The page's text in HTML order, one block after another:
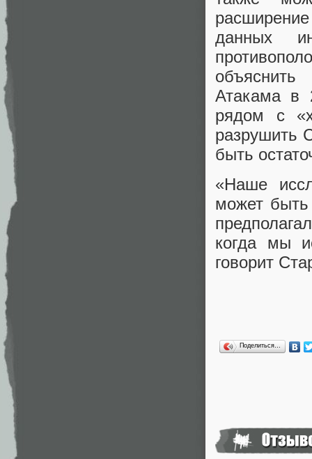
данных
Атакама в
рядом с
разрушить
быть
«Наше
может
когда мы
говорит
Поделиться…